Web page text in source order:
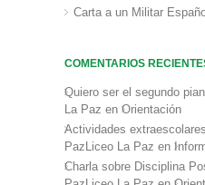
Carta a un Militar
COMENTARIOS
Quiero ser el segundo
La Paz enOrientación
Actividades
PazLiceo La Paz en
Charla sobre Disciplina